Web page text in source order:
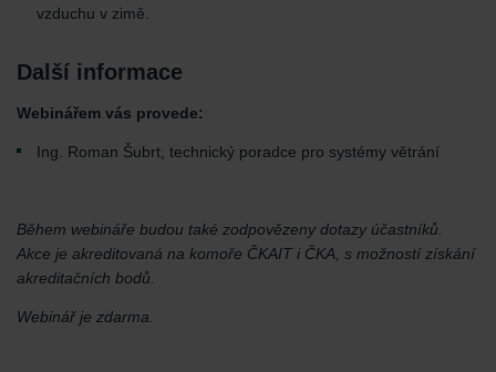
vzduchu v zimě.
Další informace
Webinářem vás provede:
Ing. Roman Šubrt, technický poradce pro systémy větrání
Během webináře budou také zodpovězeny dotazy účastníků.
Akce je akreditovaná na komoře ČKAIT i ČKA, s možností získání
akreditačních bodů.
Webinář je zdarma.